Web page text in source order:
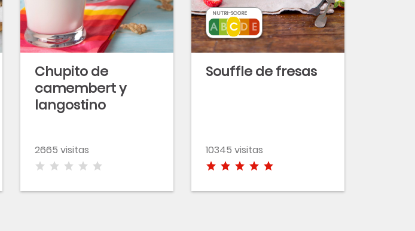
Chupito de
camembert y
langostino
2665 visitas
Souffle de fresas
10345 visitas
NUTRI-SCORE